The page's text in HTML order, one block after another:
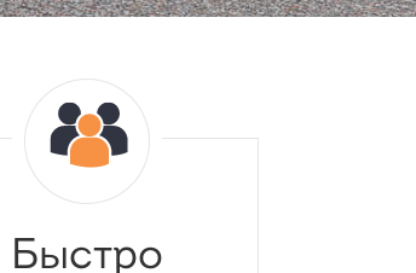
Быстро